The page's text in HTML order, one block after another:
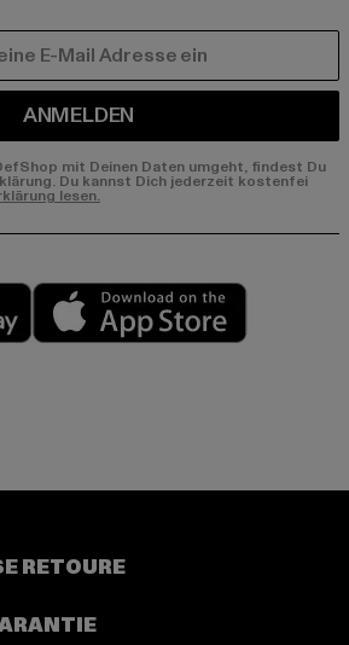
ANMELDEN
mit Deinen Daten umgeht, findest Du
Du kannst Dich jederzeit kostenfei
lesen.
Play market
RETOURE